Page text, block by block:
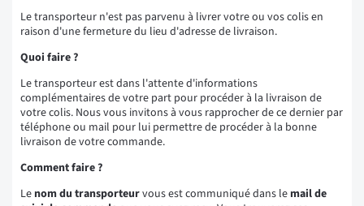
Le transporteur n'est pas parvenu à livrer votre ou vos colis en
raison d'une fermeture du lieu d'adresse de livraison.
Quoi faire ?
Le transporteur est dans l'attente d'informations
complémentaires de votre part pour procéder à la livraison de
votre colis. Nous vous invitons à vous rapprocher de ce dernier par
téléphone ou mail pour lui permettre de procéder à la bonne
livraison de votre commande.
Comment faire ?
Le nom du transporteurvous est communiqué dans le mail de